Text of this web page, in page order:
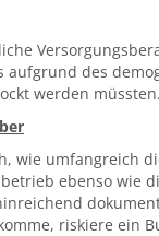
aufgrund des
werden
wie umfangreich
ebenso
riskiere ein